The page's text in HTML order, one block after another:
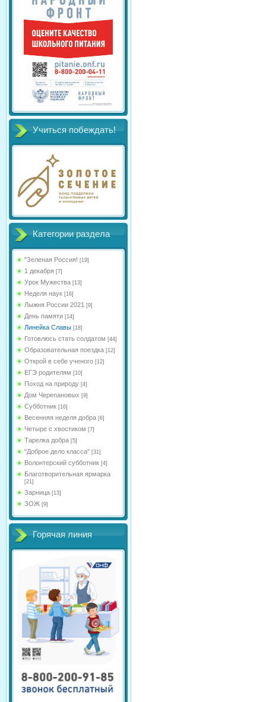
Учиться побеждать!
Категории раздела
"Зеленая Россия! [19]
1 декабря [7]
Урок Мужества [13]
Неделя наук [16]
Лыжня России 2021 [9]
День памяти [14]
Линейка Славы [18]
Готовлюсь стать солдатом [44]
Образовательная поездка [12]
Открой в себе ученого [12]
ЕГЭ родителям [10]
Поход на природу [4]
Дом Черепановых [9]
Субботник [16]
Весенняя неделя добра [6]
Четыре с хвостиком [7]
Тарелка добра [5]
"Доброе дело класса" [31]
Волонтерский субботник [4]
Благотворительная ярмарка
[21]
Зарница [13]
ЗОЖ [9]
Горячая линия